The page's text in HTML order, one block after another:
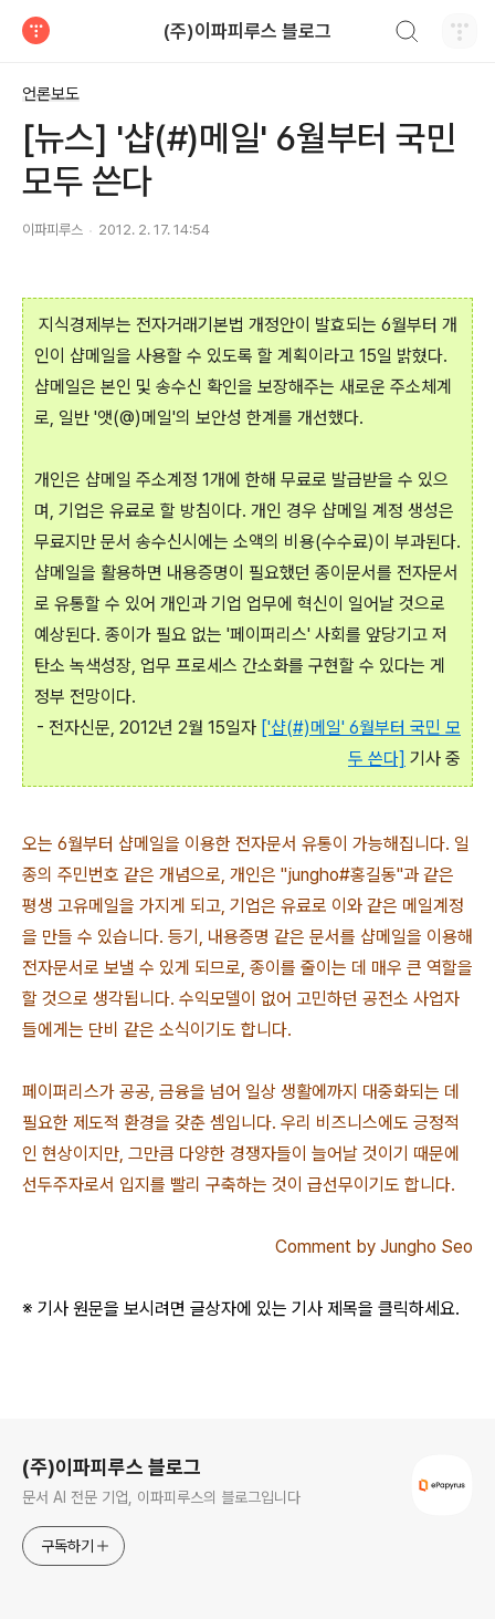
(주)이파피루스 블로그
언론보도
[뉴스] '샵(#)메일' 6월부터 국민
모두 쓴다
이파피루스 2012. 2. 17. 14:54
지식경제부는 전자거래기본법 개정안이 발효되는 6월부터 개
인이 샵메일을 사용할 수 있도록 할 계획이라고 15일 밝혔다.
샵메일은 본인 및 송수신 확인을 보장해주는 새로운 주소체계
로, 일반 '앳(@)메일'의 보안성 한계를 개선했다.
개인은 샵메일 주소계정 1개에 한해 무료로 발급받을 수 있으
며, 기업은 유료로 할 방침이다. 개인 경우 샵메일 계정 생성은
무료지만 문서 송수신시에는 소액의 비용(수수료)이 부과된다.
샵메일을 활용하면 내용증명이 필요했던 종이문서를 전자문서
로 유통할 수 있어 개인과 기업 업무에 혁신이 일어날 것으로
예상된다. 종이가 필요 없는 '페이퍼리스' 사회를 앞당기고 저
탄소 녹색성장, 업무 프로세스 간소화를 구현할 수 있다는 게
정부 전망이다.
- 전자신문, 2012년 2월 15일자 ['샵(#)메일' 6월부터 국민 모
두 쓴다] 기사 중
오는 6월부터 샵메일을 이용한 전자문서 유통이 가능해집니다. 일
종의 주민번호 같은 개념으로, 개인은 "jungho#홍길동"과 같은
평생 고유메일을 가지게 되고, 기업은 유료로 이와 같은 메일계정
을 만들 수 있습니다. 등기, 내용증명 같은 문서를 샵메일을 이용해
전자문서로 보낼 수 있게 되므로, 종이를 줄이는 데 매우 큰 역할을
할 것으로 생각됩니다. 수익모델이 없어 고민하던 공전소 사업자
들에게는 단비 같은 소식이기도 합니다.
페이퍼리스가 공공, 금융을 넘어 일상 생활에까지 대중화되는 데
필요한 제도적 환경을 갖춘 셈입니다. 우리 비즈니스에도 긍정적
인 현상이지만, 그만큼 다양한 경쟁자들이 늘어날 것이기 때문에
선두주자로서 입지를 빨리 구축하는 것이 급선무이기도 합니다.
Comment by Jungho Seo
※ 기사 원문을 보시려면 글상자에 있는 기사 제목을 클릭하세요.
(주)이파피루스 블로그
문서 AI 전문 기업, 이파피루스의 블로그입니다
구독하기